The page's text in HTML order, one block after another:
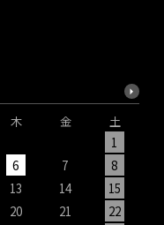
木 金
土
1
6 7
8
13 14
15
20 21 22